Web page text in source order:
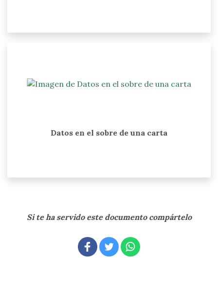
Datos en el sobre de una carta
Si te ha servido este documento compártelo